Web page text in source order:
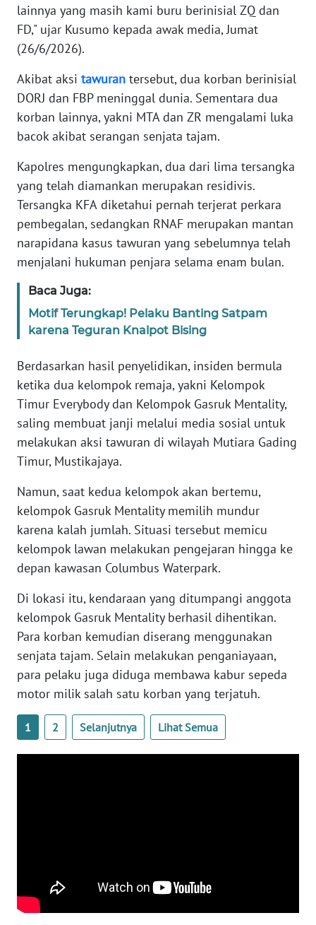
lainnya yang masih kami buru berinisial ZQ dan
FD," ujar Kusumo kepada awak media, Jumat
(26/6/2026).
Akibat aksi tawuran tersebut, dua korban berinisial
DORJ dan FBP meninggal dunia. Sementara dua
korban lainnya, yakni MTA dan ZR mengalami luka
bacok akibat serangan senjata tajam.
Kapolres mengungkapkan, dua dari lima tersangka
yang telah diamankan merupakan residivis.
Tersangka KFA diketahui pernah terjerat perkara
pembegalan, sedangkan RNAF merupakan mantan
narapidana kasus tawuran yang sebelumnya telah
menjalani hukuman penjara selama enam bulan.
Baca Juga:
Motif Terungkap! Pelaku Banting Satpam
karena Teguran Knalpot Bising
Berdasarkan hasil penyelidikan, insiden bermula
ketika dua kelompok remaja, yakni Kelompok
Timur Everybody dan Kelompok Gasruk Mentality,
saling membuat janji melalui media sosial untuk
melakukan aksi tawuran di wilayah Mutiara Gading
Timur, Mustikajaya.
Namun, saat kedua kelompok akan bertemu,
kelompok Gasruk Mentality memilih mundur
karena kalah jumlah. Situasi tersebut memicu
kelompok lawan melakukan pengejaran hingga ke
depan kawasan Columbus Waterpark.
Di lokasi itu, kendaraan yang ditumpangi anggota
kelompok Gasruk Mentality berhasil dihentikan.
Para korban kemudian diserang menggunakan
senjata tajam. Selain melakukan penganiayaan,
para pelaku juga diduga membawa kabur sepeda
motor milik salah satu korban yang terjatuh.
1 2 Selanjutnya Lihat Semua
WN
SERAMBI
JAMBI
WN
SULTRA
WN
NTB
WN
SULTENG
SULBAR
WN
WN
SUMBAR
WN
SUMSEL
WN
LAMPUNG
WN
JATENG
WN
NUSANTARA
WN
JOGJA